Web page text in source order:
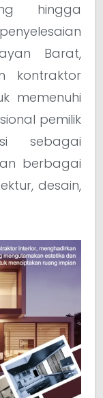
hingga
Barat,
kontraktor
memenuhi
pemilik
sebagai
berbagai
desain,